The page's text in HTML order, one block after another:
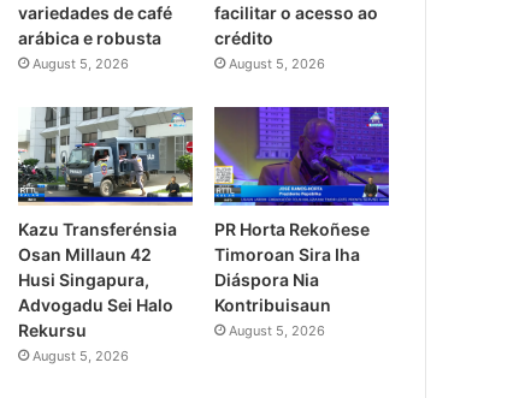
variedades de café
arábica e robusta
August 5, 2026
facilitar o acesso ao
crédito
August 5, 2026
Kazu Transferénsia
Osan Millaun 42
Husi Singapura,
Advogadu Sei Halo
Rekursu
August 5, 2026
PR Horta Rekoñese
Timoroan Sira Iha
Diáspora Nia
Kontribuisaun
August 5, 2026